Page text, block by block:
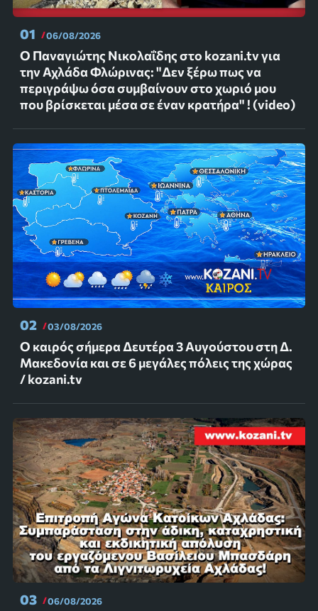
01 06/08/2026
Ο Παναγιώτης Νικολαΐδης στο kozani.tv για
την Αχλάδα Φλώρινας: "Δεν ξέρω πως να
περιγράψω όσα συμβαίνουν στο χωριό μου
που βρίσκεται μέσα σε έναν κρατήρα" ! (video)
02 03/08/2026
Ο καιρός σήμερα Δευτέρα 3 Αυγούστου στη Δ.
Μακεδονία και σε 6 μεγάλες πόλεις της χώρας
/ kozani.tv
03 06/08/2026